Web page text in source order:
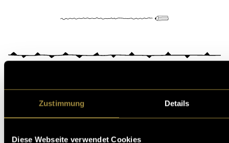
Zustimmung Details
Diese Webseite verwendet Cookies